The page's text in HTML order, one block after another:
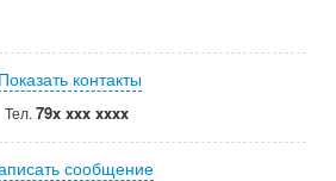
Показать контакты
Тел. 79x xxx xxxx
сообщение